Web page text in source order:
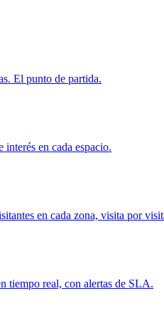
El punto de partida.
en cada espacio.
en cada zona, visita por
tiempo real, con alertas de SLA.